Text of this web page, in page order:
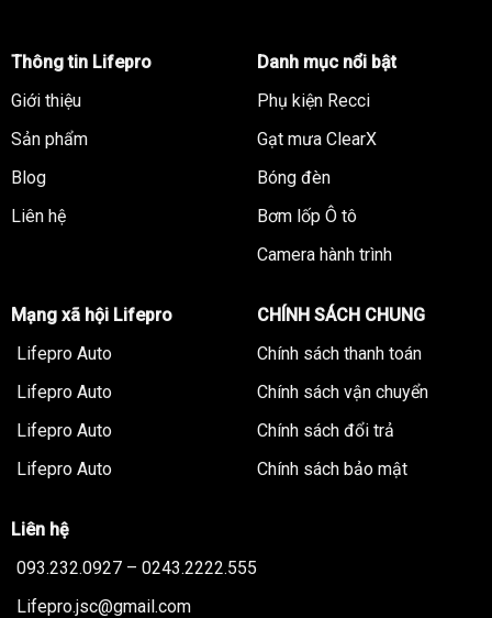
Thông tin Lifepro
Giới thiệu
Sản phẩm
Blog
Liên hệ
Danh mục nổi bật
Phụ kiện Recci
Gạt mưa ClearX
Bóng đèn
Bơm lốp Ô tô
Camera hành trình
Mạng xã hội Lifepro
Lifepro Auto
Lifepro Auto
Lifepro Auto
Lifepro Auto
CHÍNH SÁCH CHUNG
Chính sách thanh toán
Chính sách vận chuyển
Chính sách đổi trả
Chính sách bảo mật
Liên hệ
093.232.0927 – 0243.2222.555
Lifepro.jsc@gmail.com